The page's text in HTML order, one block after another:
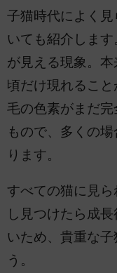
子猫時代によく
いても紹介しま
が見える現象。
頃だけ現れるこ
毛の色素がまだ
もので、多くの
ります。
すべての猫に見
し見つけたら成
いため、貴重な
う。